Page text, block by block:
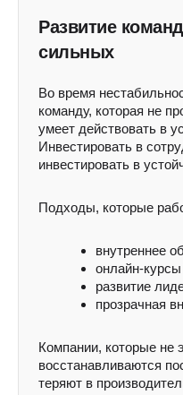
Развитие
сильных
Во время
команду, которая не
умеет действовать в
Инвестировать в
инвестировать в
Подходы, которые
внутреннее
онлайн-
развитие
прозрачная
Компании, которые не
восстанавливаются
теряют в